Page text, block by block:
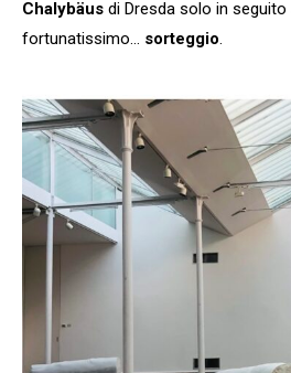
Chalybäus di Dresda solo in seguito
fortunatissimo… sorteggio